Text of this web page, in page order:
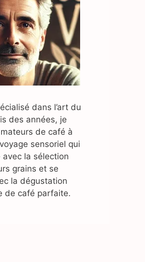
dans l’art du
des années, je
de café à
sensoriel qui
avec la sélection
grains et se
la dégustation
de café parfaite.